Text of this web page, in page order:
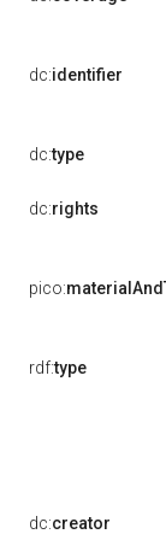
dc:identifier
dc:type
dc:rights
pico:
rdf:type
dc:creator